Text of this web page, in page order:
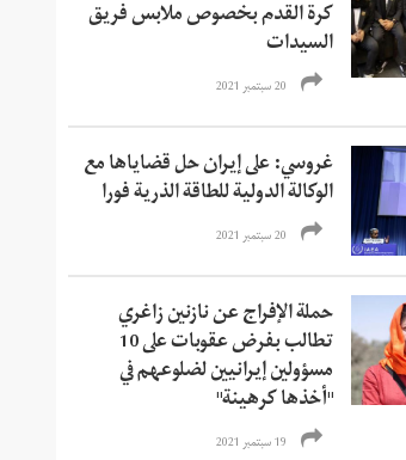
كرة القدم بخصوص ملابس فريق
السيدات
20 سبتمبر 2021
غروسي: على إيران حل قضاياها مع
الوكالة الدولية للطاقة الذرية فورا
20 سبتمبر 2021
حملة الإفراج عن نازنين زاغري
تطالب بفرض عقوبات على 10
مسؤولين إيرانيين لضلوعهم في
"أخذها كرهينة"
19 سبتمبر 2021